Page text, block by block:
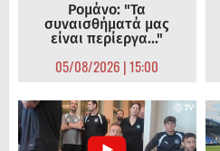
Ρομάνο: "Τα
συναισθήματά μας
είναι περίεργα..."
05/08/2026 | 15:00